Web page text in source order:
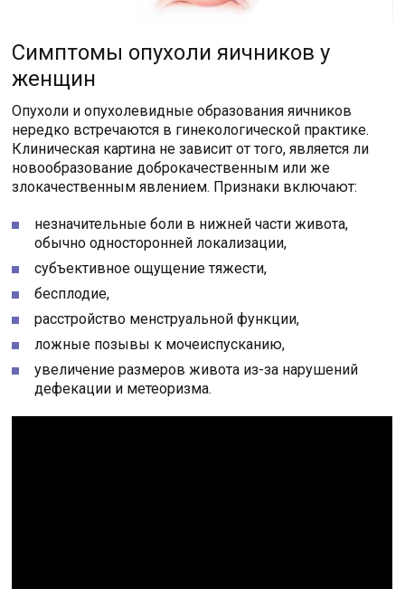
Симптомы опухоли яичников у
женщин
Опухоли и опухолевидные образования яичников
нередко встречаются в гинекологической практике.
Клиническая картина не зависит от того, является ли
новообразование доброкачественным или же
злокачественным явлением. Признаки включают:
незначительные боли в нижней части живота,
обычно односторонней локализации,
субъективное ощущение тяжести,
бесплодие,
расстройство менструальной функции,
ложные позывы к мочеиспусканию,
увеличение размеров живота из-за нарушений
дефекации и метеоризма.